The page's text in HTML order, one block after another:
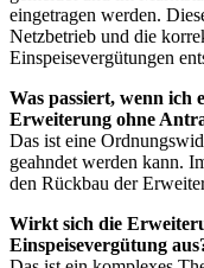
eingetragen werden.
Netzbetrieb und die
Einspeisevergütungen
Was passiert, wenn ich
Erweiterung ohne
Das ist eine
geahndet werden kann.
den Rückbau der
Wirkt sich die
Einspeisevergütung